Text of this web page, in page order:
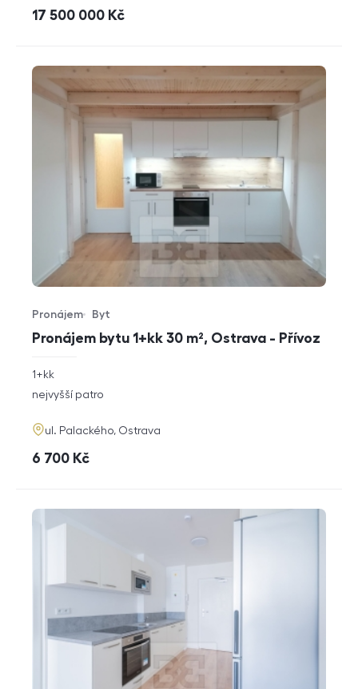
cena
17 500 000 Kč
Pronájem bytu 1+kk 30 m², Ostrava - Přívoz
Typ nabídky
Pronájem
Typ nemovitosti
Byt
rozměry
dispozice
1+kk
funkce
nejvyšší patro
adresa
ul. Palackého, Ostrava
cena
6 700 Kč